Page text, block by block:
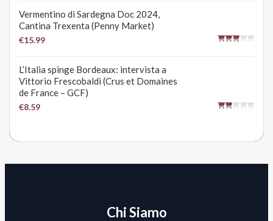
Vermentino di Sardegna Doc 2024,
Cantina Trexenta (Penny Market)
€15.99
L’Italia spinge Bordeaux: intervista a
Vittorio Frescobaldi (Crus et Domaines
de France – GCF)
€8.59
Chi Siamo